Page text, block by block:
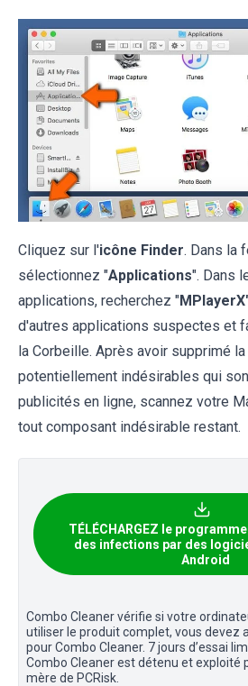
Cliquez sur l'icône Finder. Dans la
sélectionnez "Applications". Dans
applications, recherchez "
d'autres applications suspectes et
la Corbeille. Après avoir supprimé
potentiellement indésirables qui
publicités en ligne, scannez votre
tout composant indésirable restant.
TÉLÉCHARGEZ le
des infections par des
Android
Combo Cleaner vérifie si votre
utiliser le produit complet, vous devez
pour Combo Cleaner. 7 jours d’essai
Combo Cleaner est détenu et exploité
mère de PCRisk.